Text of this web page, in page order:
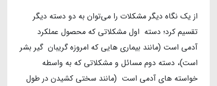
از یک نگاه دیگر مشکلات را می‌توان به دو دسته دیگر
تقسیم کرد؛ دسته اول مشکلاتی که محصول عملکرد
آدمی است (مانند بیماری هایی که امروزه گریبان گیر بشر
است)، دسته دوم مسائل و مشکلاتی که به واسطه
خواسته های آدمی است (مانند سختی کشیدن در طول